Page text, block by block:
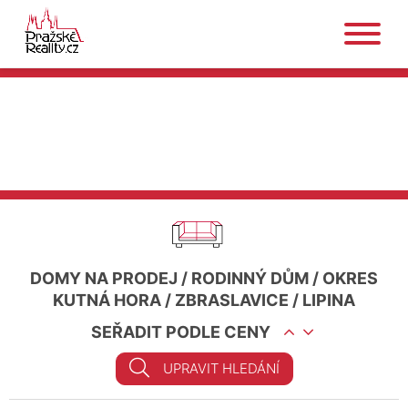
DOMY NA PRODEJ / RODINNÝ DŮM / OKRES
KUTNÁ HORA / ZBRASLAVICE / LIPINA
SEŘADIT PODLE CENY
UPRAVIT HLEDÁNÍ